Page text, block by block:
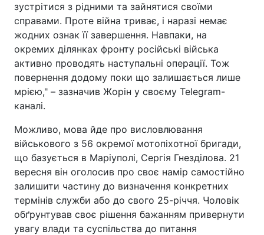
зустрітися з рідними та зайнятися своїми
справами. Проте війна триває, і наразі немає
жодних ознак її завершення. Навпаки, на
окремих ділянках фронту російські війська
активно проводять наступальні операції. Тож
повернення додому поки що залишається лише
мрією," – зазначив Жорін у своєму Telegram-
каналі.
Можливо, мова йде про висловлювання
військового з 56 окремої мотопіхотної бригади,
що базується в Маріуполі, Сергія Гнезділова. 21
вересня він оголосив про своє намір самостійно
залишити частину до визначення конкретних
термінів служби або до свого 25-річчя. Чоловік
обґрунтував своє рішення бажанням привернути
увагу влади та суспільства до питання